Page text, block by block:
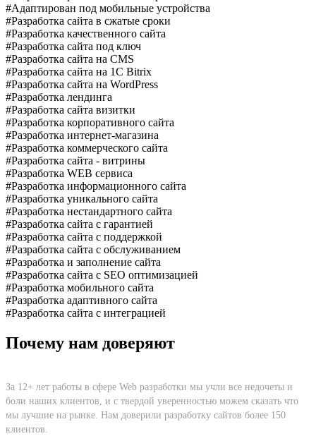
#Адаптирован под мобильные устройства
#Разработка сайта в сжатые сроки
#Разработка качественного сайта
#Разработка сайта под ключ
#Разработка сайта на CMS
#Разработка сайта на 1C Bitrix
#Разработка сайта на WordPress
#Разработка лендинга
#Разработка сайта визитки
#Разработка корпоративного сайта
#Разработка интернет-магазина
#Разработка коммерческого сайта
#Разработка сайта - витрины
#Разработка WEB сервиса
#Разработка информационного сайта
#Разработка уникального сайта
#Разработка нестандартного сайта
#Разработка сайта с гарантией
#Разработка сайта с поддержкой
#Разработка сайта с обслуживанием
#Разработка и заполнение сайта
#Разработка сайта с SEO оптимизацией
#Разработка мобильного сайта
#Разработка адаптивного сайта
#Разработка сайта с интеграцией
Почему нам доверяют
За 12+ лет работы в сфере Web разработки мы учли все недочеты и
боли наших клиентов, и с твердой уверенностью можем сказать что
мы лучшие на рынке. Нам доверили разработку сайтов более 150
клиентов.